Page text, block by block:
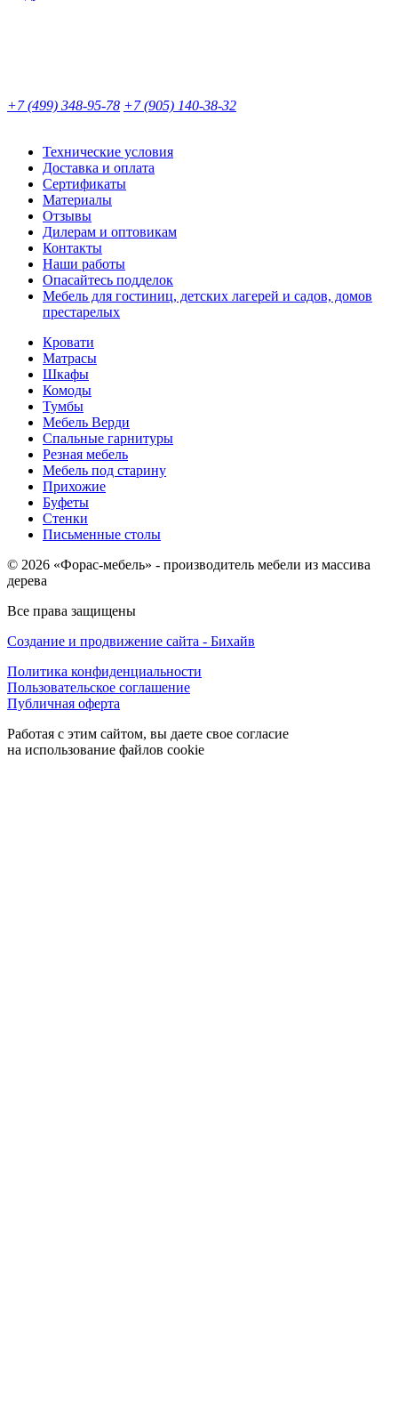
+7 (499) 348-95-78 +7 (905) 140-38-32
Технические условия
Доставка и оплата
Сертификаты
Материалы
Отзывы
Дилерам и оптовикам
Контакты
Наши работы
Опасайтесь подделок
Мебель для гостиниц, детских лагерей и садов, домов
престарелых
Кровати
Матрасы
Шкафы
Комоды
Тумбы
Мебель Верди
Спальные гарнитуры
Резная мебель
Мебель под старину
Прихожие
Буфеты
Стенки
Письменные столы
© 2026 «Форас-мебель» - производитель мебели из массива
дерева
Все права защищены
Создание и продвижение сайта - Бихайв
Политика конфиденциальности
Пользовательское соглашение
Публичная оферта
Работая с этим сайтом, вы даете свое согласие
на использование файлов cookie